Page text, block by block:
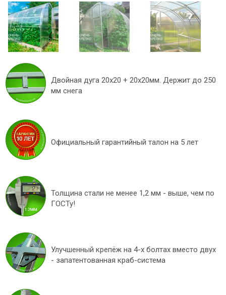
Двойная дуга 20х20 + 20х20мм. Держит до 250
мм снега
Официальный гарантийный талон на 5 лет
Толщина стали не менее 1,2 мм - выше, чем по
ГОСТу!
Улучшенный крепёж на 4-х болтах вместо двух
- запатентованная краб-система